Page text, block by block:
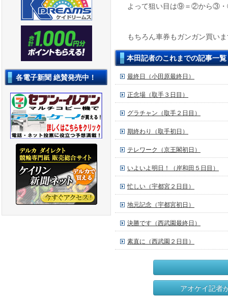
各電子新聞 絶賛発売中！
よって狙い目は⑨＝②から③
もちろん車券もガンガン買い
本田記者のこれまでの記事一覧
最終日（小田原最終日）
正念場（取手３日目）
グラチャン（取手２日目）
期終わり（取手初日）
テレワーク（京王閣初日）
いよいよ明日！（岸和田５日目）
忙しい（宇都宮２日目）
地元記念（宇都宮初日）
決勝です（西武園最終日）
素直に（西武園２日目）
アオケイ記者